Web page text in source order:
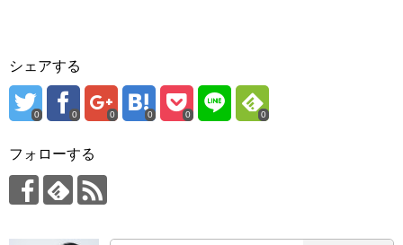
シェアする
0 0 0 0 0 0
フォローする